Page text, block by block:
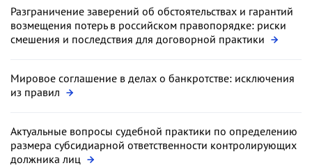
Разграничение заверений об обстоятельствах и гарантий
возмещения потерь в российском правопорядке: риски
смешения и последствия для договорной практики
Мировое соглашение в делах о банкротстве: исключения
из правил
Актуальные вопросы судебной практики по определению
размера субсидиарной ответственности контролирующих
должника лиц